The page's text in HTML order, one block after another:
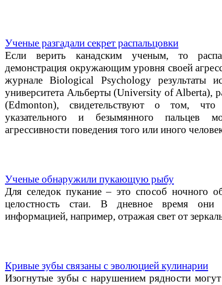
Ученые разгадали секрет распальцовки
Если верить канадским ученым, то
демонстрация окружающим уровня своей
журнале Biological Psychology результаты
университета Альберты (University of Alberta),
(Edmonton), свидетельствуют о том,
указательного и безымянного пальцев
агрессивности поведения того или иного
Ученые обнаружили пукающую рыбу
Для селедок пукание – это способ ночного
целостность стаи. В дневное время они
информацией, например, отражая свет от
Кривые зубы связаны с эволюцией кулинарии
Изогнутые зубы с нарушением рядности могут